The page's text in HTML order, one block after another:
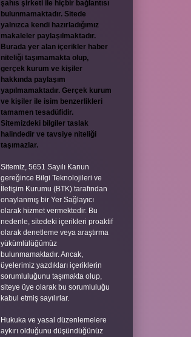
şahıs şirketi ile hiçbir bağlantısı
bulunmamaktadır. Sitede
yalnızca kendi hazırladığımız
makaleler paylaşılmaktadır.
Burada yer alan içerikler haber
niteliği taşımamakta olup,
gerçek kurum ve kişiler
hakkında paylaşım
yapılmamaktadır. Gerçek kurum
ve kişiler ile isim benzerlikleri
tamamen tesadüfidir.
Sitemizdeki bilgiler taslak
halindedir ve tavsiye niteliği
taşımazlar.
Sitemiz, 5651 Sayılı Kanun
gereğince Bilgi Teknolojileri ve
İletişim Kurumu (BTK) tarafından
onaylanmış bir Yer Sağlayıcı
olarak hizmet vermektedir. Bu
nedenle, sitedeki içerikleri proaktif
olarak denetleme veya araştırma
yükümlülüğümüz
bulunmamaktadır. Ancak,
üyelerimiz yazdıkları içeriklerin
sorumluluğunu taşımakta olup,
siteye üye olarak bu sorumluluğu
kabul etmiş sayılırlar.
Hukuka ve yasal düzenlemelere
aykırı olduğunu düşündüğünüz